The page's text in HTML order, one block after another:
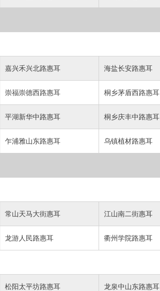
嘉兴禾兴北路惠耳 海盐长安路惠耳
崇福崇德西路惠耳 桐乡茅盾西路惠耳
平湖新华中路惠耳 桐乡庆丰中路惠耳
乍浦雅山东路惠耳 乌镇植材路惠耳
常山天马大街惠耳 江山南二街惠耳
龙游人民路惠耳 衢州学院路惠耳
松阳太平坊路惠耳 龙泉中山东路惠耳